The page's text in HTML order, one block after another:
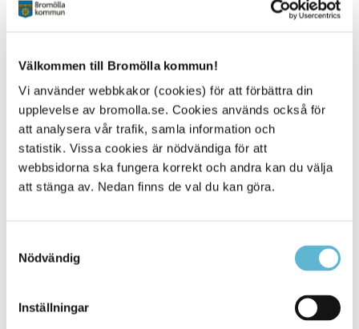
Välkommen till Bromölla kommun!
Vi använder webbkakor (cookies) för att förbättra din
upplevelse av bromolla.se. Cookies används också för
att analysera vår trafik, samla information och
statistik. Vissa cookies är nödvändiga för att
webbsidorna ska fungera korrekt och andra kan du välja
att stänga av. Nedan finns de val du kan göra.
Nödvändig
Inställningar
Alla platser
KONTAKT